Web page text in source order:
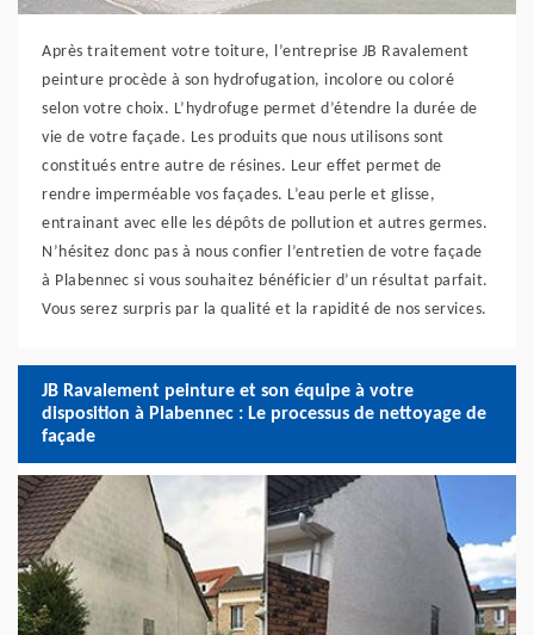
Après traitement votre toiture, l’entreprise JB Ravalement
peinture procède à son hydrofugation, incolore ou coloré
selon votre choix. L’hydrofuge permet d’étendre la durée de
vie de votre façade. Les produits que nous utilisons sont
constitués entre autre de résines. Leur effet permet de
rendre imperméable vos façades. L’eau perle et glisse,
entrainant avec elle les dépôts de pollution et autres germes.
N’hésitez donc pas à nous confier l’entretien de votre façade
à Plabennec si vous souhaitez bénéficier d’un résultat parfait.
Vous serez surpris par la qualité et la rapidité de nos services.
JB Ravalement peinture et son équipe à votre
disposition à Plabennec : Le processus de nettoyage de
façade